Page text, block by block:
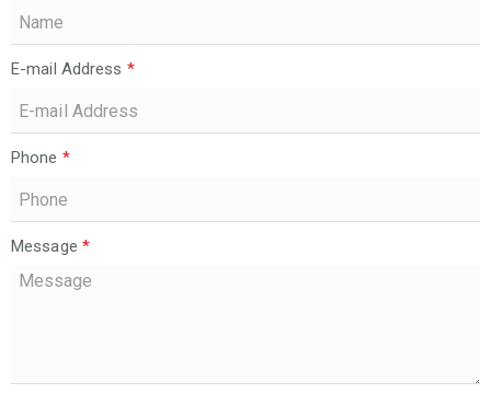
E-mail Address *
Phone *
Message *